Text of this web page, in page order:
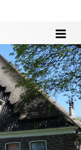
HOME
ACTIVITEITEN
WEEKOVERZICHT
NIEUWS